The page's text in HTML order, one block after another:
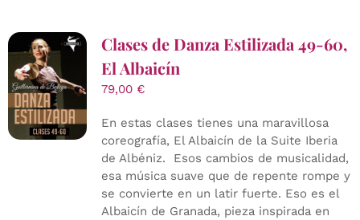
Clases de Danza Estilizada 49-60,
El Albaicín
79,00 €
En estas clases tienes una maravillosa
coreografía, El Albaicín de la Suite Iberia
de Albéniz. Esos cambios de musicalidad,
esa música suave que de repente rompe y
se convierte en un latir fuerte. Eso es el
Albaicín de Granada, pieza inspirada en